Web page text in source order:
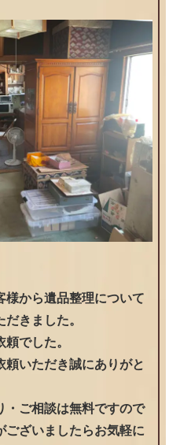
様から遺品整理について
きました。
でした。
頼いただき誠にありがと
・ご相談は無料ですので
ございましたらお気軽に